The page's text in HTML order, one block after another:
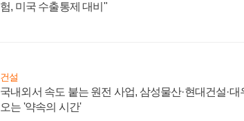
험, 미국 수출통제 대비"
건설
국내외서 속도 붙는 원전 사업, 삼성물산·현대건설·
오는 '약속의 시간'